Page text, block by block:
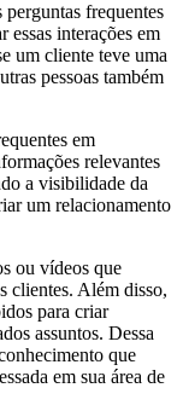
perguntas frequentes
essas interações em
um cliente teve uma
pessoas também
em
relevantes
a visibilidade da
um relacionamento
ou vídeos que
clientes. Além disso,
para criar
assuntos. Dessa
que
em sua área de